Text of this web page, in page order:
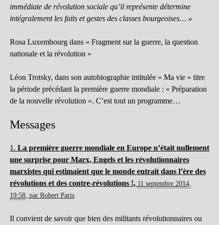
immédiate de révolution sociale qu’il représente détermine
intégralement les faits et gestes des classes bourgeoises… »
Rosa Luxembourg dans « Fragment sur la guerre, la question
nationale et la révolution »
Léon Trotsky, dans son autobiographie intitulée « Ma vie » titre
la période précédant la première guerre mondiale : « Préparation
de la nouvelle révolution ». C’est tout un programme…
Messages
1. La première guerre mondiale en Europe n’était nullement
une surprise pour Marx, Engels et les révolutionnaires
marxistes qui estimaient que le monde entrait dans l’ère des
révolutions et des contre-révolutions !, 11 septembre 2014,
19:58, par Robert Paris
Il convient de savoir que bien des militants révolutionnaires ou